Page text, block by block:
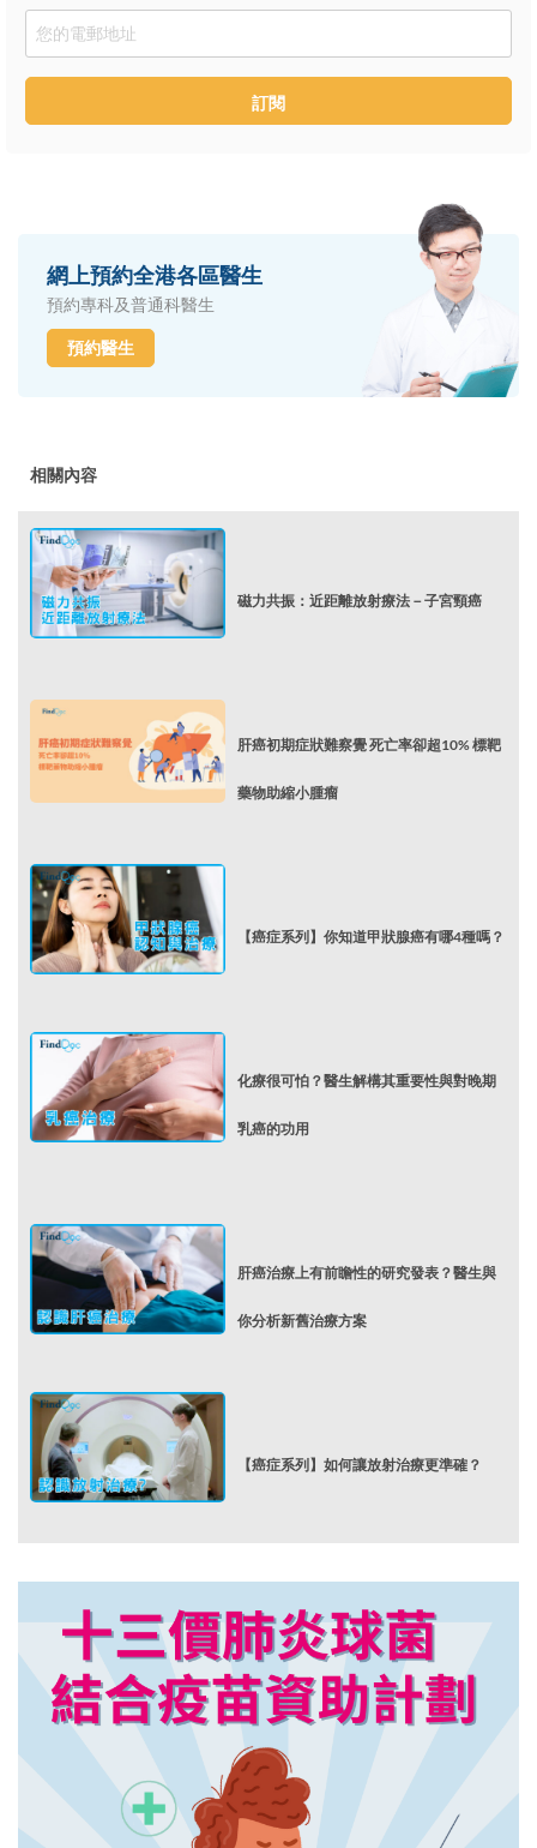
Email
訂閱
網上預約全港各區醫生
預約專科及普通科醫生
預約醫生
相關內容
磁力共振：近距離放射療法－子宮頸癌
肝癌初期症狀難察覺 死亡率卻超10% 標靶
藥物助縮小腫瘤
【癌症系列】你知道甲狀腺癌有哪4種嗎？
化療很可怕？醫生解構其重要性與對晚期
乳癌的功用
肝癌治療上有前瞻性的研究發表？醫生與
你分析新舊治療方案
【癌症系列】如何讓放射治療更準確？